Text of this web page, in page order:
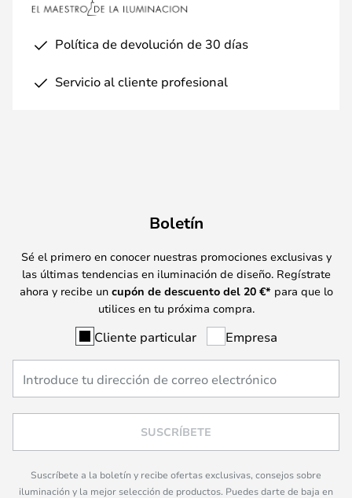
Política de devolución de 30 días
Servicio al cliente profesional
Boletín
Sé el primero en conocer nuestras promociones exclusivas y
las últimas tendencias en iluminación de diseño. Regístrate
ahora y recibe un cupón de descuento del 20 €* para que lo
utilices en tu próxima compra.
Cliente particular Empresa
SUSCRÍBETE
Suscríbete a la boletín y recibe ofertas exclusivas, consejos sobre
iluminación y la mejor selección de productos. Puedes darte de baja en